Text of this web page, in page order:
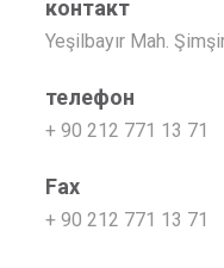
контакт
Yeşilbayır Mah.
телефон
+ 90 212 771 13 71
Fax
+ 90 212 771 13 71